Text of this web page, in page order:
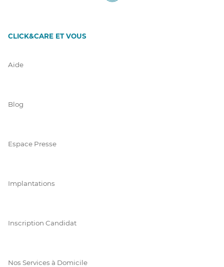
CLICK&CARE ET VOUS
Aide
Blog
Espace Presse
Implantations
Inscription Candidat
Nos Services à Domicile